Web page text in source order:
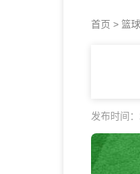
首页 > 篮
发布时间